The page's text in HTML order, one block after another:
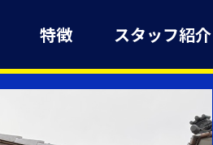
特徴 スタッフ紹介